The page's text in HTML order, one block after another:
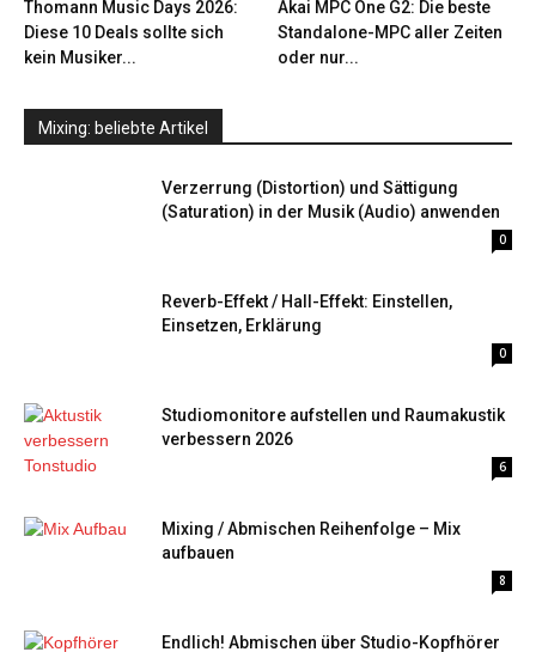
Thomann Music Days 2026:
Diese 10 Deals sollte sich
kein Musiker...
Akai MPC One G2: Die beste
Standalone-MPC aller Zeiten
oder nur...
Mixing: beliebte Artikel
Verzerrung (Distortion) und Sättigung
(Saturation) in der Musik (Audio) anwenden
0
Reverb-Effekt / Hall-Effekt: Einstellen,
Einsetzen, Erklärung
0
Studiomonitore aufstellen und Raumakustik
verbessern 2026
6
Mixing / Abmischen Reihenfolge – Mix
aufbauen
8
Endlich! Abmischen über Studio-Kopfhörer